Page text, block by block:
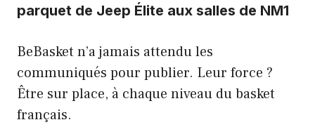
parquet de Jeep Élite aux salles de NM1
BeBasket n’a jamais attendu les
communiqués pour publier. Leur force ?
Être sur place, à chaque niveau du basket
français.